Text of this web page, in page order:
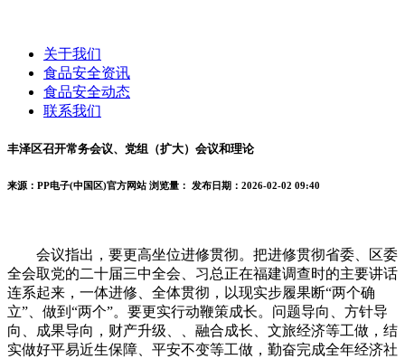
关于我们
食品安全资讯
食品安全动态
联系我们
丰泽区召开常务会议、党组（扩大）会议和理论
来源：PP电子(中国区)官方网站 浏览量： 发布日期：2026-02-02 09:40
会议指出，要更高坐位进修贯彻。把进修贯彻省委、区委
全会取党的二十届三中全会、习总正在福建调查时的主要讲话
连系起来，一体进修、全体贯彻，以现实步履果断“两个确
立”、做到“两个”。要更实行动鞭策成长。问题导向、方针导
向、成果导向，财产升级、、融合成长、文旅经济等工做，结
实做好平易近生保障、平安不变等工做，勤奋完成全年经济社